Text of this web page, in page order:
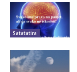
Satatatira